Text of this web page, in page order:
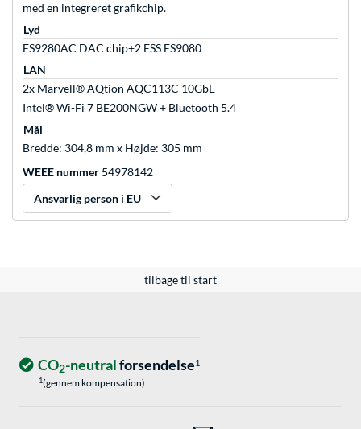
med en integreret grafikchip.
Lyd
ES9280AC DAC chip+2 ESS ES9080
LAN
2x Marvell® AQtion AQC113C 10GbE
Intel® Wi-Fi 7 BE200NGW + Bluetooth 5.4
Mål
Bredde: 304,8 mm x Højde: 305 mm
WEEE nummer 54978142
Ansvarlig person i EU
tilbage til start
CO2-neutralforsendelse1
1(gennem kompensation)